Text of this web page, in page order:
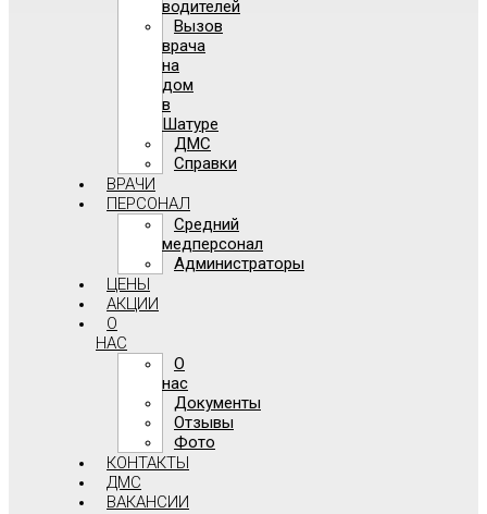
водителей
Вызов
врача
на
дом
в
Шатуре
ДМС
Справки
ВРАЧИ
ПЕРСОНАЛ
Средний
медперсонал
Администраторы
ЦЕНЫ
АКЦИИ
О
НАС
О
нас
Документы
Отзывы
Фото
КОНТАКТЫ
ДМС
ВАКАНСИИ